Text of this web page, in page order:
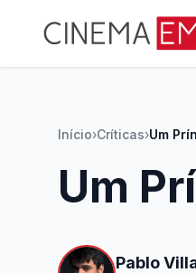
Início›Críticas›Um
Um
Pablo